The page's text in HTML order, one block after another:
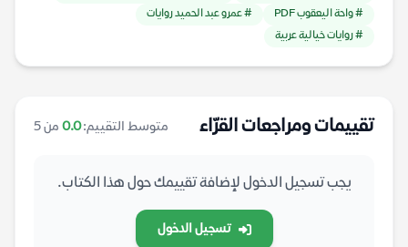
# واحة اليعقوب PDF
# عمرو عبد الحميد روايات
# روايات خيالية عربية
تقييمات ومراجعات القرّاء متوسط التقييم:0.0 من 5
يجب تسجيل الدخول لإضافة تقييمك حول هذا الكتاب.
تسجيل الدخول